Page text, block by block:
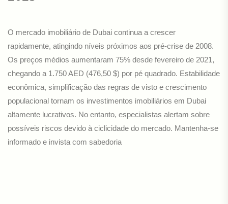
O mercado imobiliário de Dubai continua a crescer
rapidamente, atingindo níveis próximos aos pré-crise de 2008.
Os preços médios aumentaram 75% desde fevereiro de 2021,
chegando a 1.750 AED (476,50 $) por pé quadrado. Estabilidade
econômica, simplificação das regras de visto e crescimento
populacional tornam os investimentos imobiliários em Dubai
altamente lucrativos. No entanto, especialistas alertam sobre
possíveis riscos devido à ciclicidade do mercado. Mantenha-se
informado e invista com sabedoria